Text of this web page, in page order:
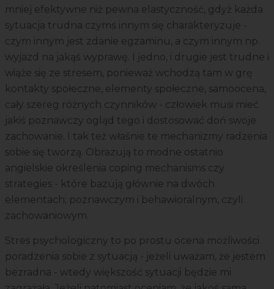
mniej efektywne niż pewna elastyczność, gdyż każda
sytuacja trudna czymś innym się charakteryzuje -
czym innym jest zdanie egzaminu, a czym innym np.
wyjazd na jakąś wyprawę. I jedno, i drugie jest trudne i
wiąże się ze stresem, ponieważ wchodzą tam w grę
kontakty społeczne, elementy społeczne, samoocena,
cały szereg różnych czynników - człowiek musi mieć
jakiś poznawczy ogląd tego i dostosować doń swoje
zachowanie. I tak też właśnie te mechanizmy radzenia
sobie się tworzą. Obrazują to modne ostatnio
angielskie określenia coping mechanisms czy
strategies - które bazują głównie na dwóch
elementach; poznawczym i behawioralnym, czyli
zachowaniowym.
Stres psychologiczny to po prostu ocena możliwości
poradzenia sobie z sytuacją - jeżeli uważam, że jestem
bezradna - wtedy większość sytuacji będzie mi